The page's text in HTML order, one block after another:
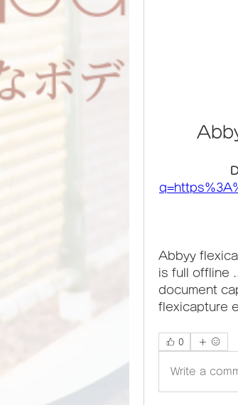
Abbyy
is full offline
document
flexicapture
0
Write a